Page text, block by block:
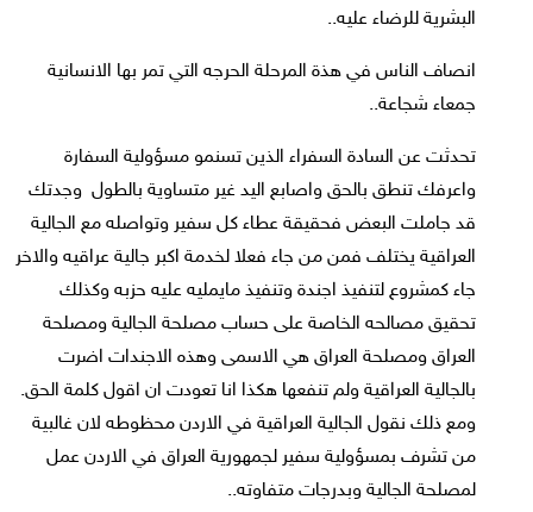
البشرية للرضاء عليه..
انصاف الناس في هذة المرحلة الحرجه التي تمر بها الانسانية
جمعاء شجاعة..
تحدثت عن السادة السفراء الذين تسنمو مسؤولية السفارة
واعرفك تنطق بالحق واصابع اليد غير متساوية بالطول وجدتك
قد جاملت البعض فحقيقة عطاء كل سفير وتواصله مع الجالية
العراقية يختلف فمن من جاء فعلا لخدمة اكبر جالية عراقيه والاخر
جاء كمشروع لتنفيذ اجندة وتنفيذ مايمليه عليه حزبه وكذلك
تحقيق مصالحه الخاصة على حساب مصلحة الجالية ومصلحة
العراق ومصلحة العراق هي الاسمى وهذه الاجندات اضرت
بالجالية العراقية ولم تنفعها هكذا انا تعودت ان اقول كلمة الحق.
ومع ذلك نقول الجالية العراقية في الاردن محظوطه لان غالبية
من تشرف بمسؤولية سفير لجمهورية العراق في الاردن عمل
لمصلحة الجالية وبدرجات متفاوته..